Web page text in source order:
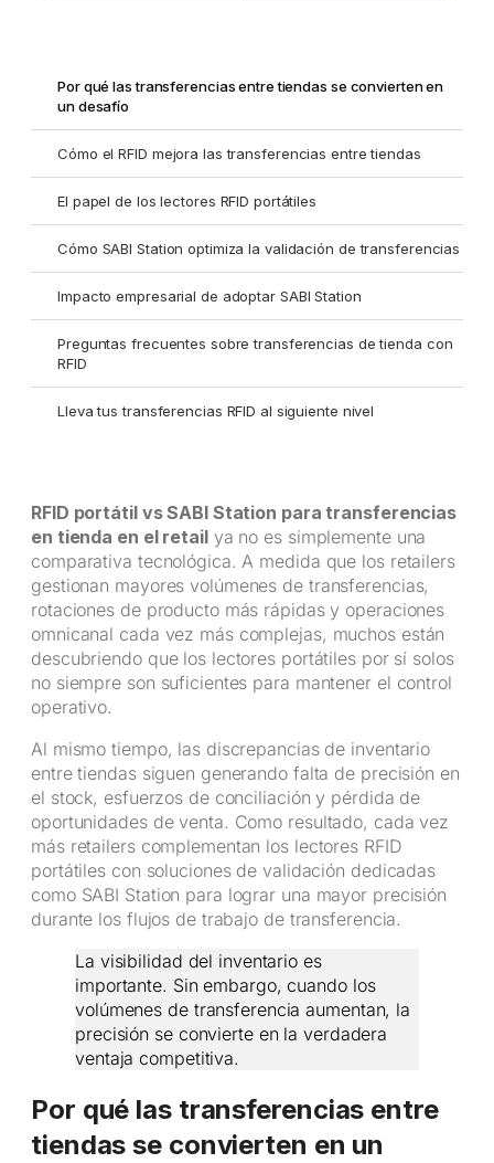
Por qué las transferencias entre tiendas se convierten en
un desafío
Cómo el RFID mejora las transferencias entre tiendas
El papel de los lectores RFID portátiles
Cómo SABI Station optimiza la validación de transferencias
Impacto empresarial de adoptar SABI Station
Preguntas frecuentes sobre transferencias de tienda con
RFID
Lleva tus transferencias RFID al siguiente nivel
RFID portátil vs SABI Station para transferencias
en tienda en el retailya no es simplemente una
comparativa tecnológica. A medida que los retailers
gestionan mayores volúmenes de transferencias,
rotaciones de producto más rápidas y operaciones
omnicanal cada vez más complejas, muchos están
descubriendo que los lectores portátiles por sí solos
no siempre son suficientes para mantener el control
operativo.
Al mismo tiempo, las discrepancias de inventario
entre tiendas siguen generando falta de precisión en
el stock, esfuerzos de conciliación y pérdida de
oportunidades de venta. Como resultado, cada vez
más retailers complementan los lectores RFID
portátiles con soluciones de validación dedicadas
como SABI Station para lograr una mayor precisión
durante los flujos de trabajo de transferencia.
La visibilidad del inventario es
importante. Sin embargo, cuando los
volúmenes de transferencia aumentan, la
precisión se convierte en la verdadera
ventaja competitiva.
Por qué las transferencias entre
tiendas se convierten en un